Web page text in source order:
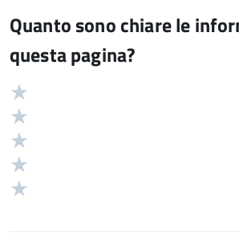
Quanto sono chiare le
questa pagina?
Valutazione